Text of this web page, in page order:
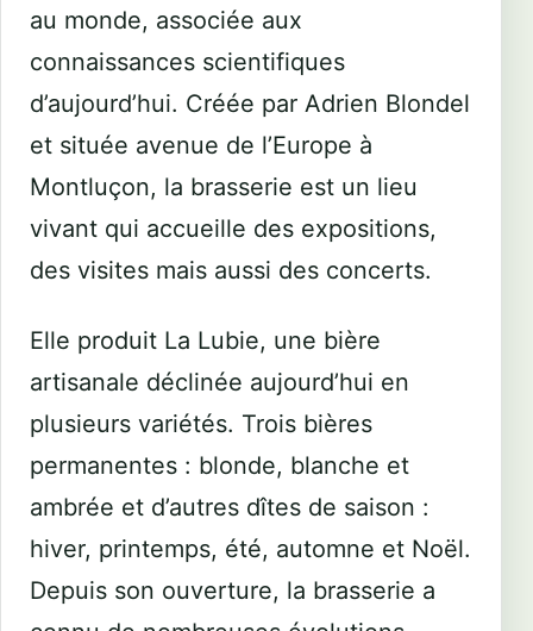
au monde, associée aux
connaissances scientifiques
d’aujourd’hui. Créée par Adrien Blondel
et située avenue de l’Europe à
Montluçon, la brasserie est un lieu
vivant qui accueille des expositions,
des visites mais aussi des concerts.
Elle produit La Lubie, une bière
artisanale déclinée aujourd’hui en
plusieurs variétés. Trois bières
permanentes : blonde, blanche et
ambrée et d’autres dîtes de saison :
hiver, printemps, été, automne et Noël.
Depuis son ouverture, la brasserie a